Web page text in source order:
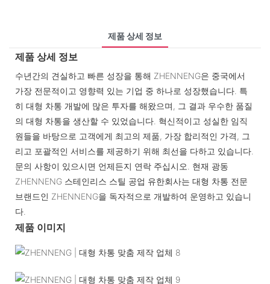
제품 상세 정보
제품 상세 정보
수년간의 견실하고 빠른 성장을 통해 ZHENNENG은 중국에서
가장 전문적이고 영향력 있는 기업 중 하나로 성장했습니다. 특
히 대형 차통 개발에 많은 투자를 해왔으며, 그 결과 우수한 품질
의 대형 차통을 생산할 수 있었습니다. 혁신적이고 성실한 임직
원들을 바탕으로 고객에게 최고의 제품, 가장 합리적인 가격, 그
리고 포괄적인 서비스를 제공하기 위해 최선을 다하고 있습니다.
문의 사항이 있으시면 언제든지 연락 주십시오. 현재 광동
ZHENNENG 스테인리스 스틸 공업 유한회사는 대형 차통 전문
브랜드인 ZHENNENG을 독자적으로 개발하여 운영하고 있습니
다.
제품 이미지